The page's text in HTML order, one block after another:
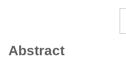
Abstract